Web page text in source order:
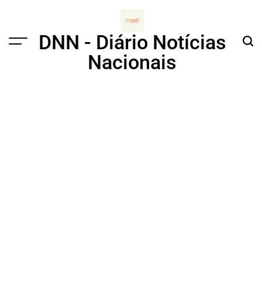
Menu
DNN - Diário Notícias
Nacionais